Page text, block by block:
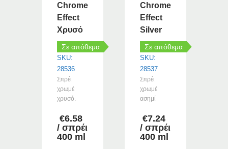
Chrome
Effect
Χρυσό
Σε απόθεμα
SKU:
28536
Σπρέι
χρωμέ
χρυσό.
€6.58
/ σπρέι
400 ml
Chrome
Effect
Silver
Σε απόθεμα
SKU:
28537
Σπρέι
χρωμέ
ασημί
€7.24
/ σπρέι
400 ml